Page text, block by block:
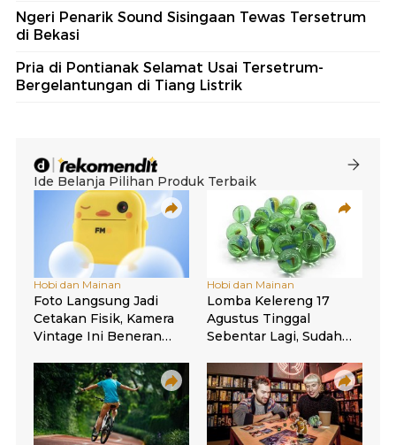
Ngeri Penarik Sound Sisingaan Tewas Tersetrum
di Bekasi
Pria di Pontianak Selamat Usai Tersetrum-
Bergelantungan di Tiang Listrik